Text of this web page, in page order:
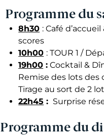
Programme du
8h30 : Café
scores
10h00 : TOUR 1 /
19h00 : Cocktail &
Remise des lots des
Tirage au sort de 2
22h45 : Surprise
Programme du